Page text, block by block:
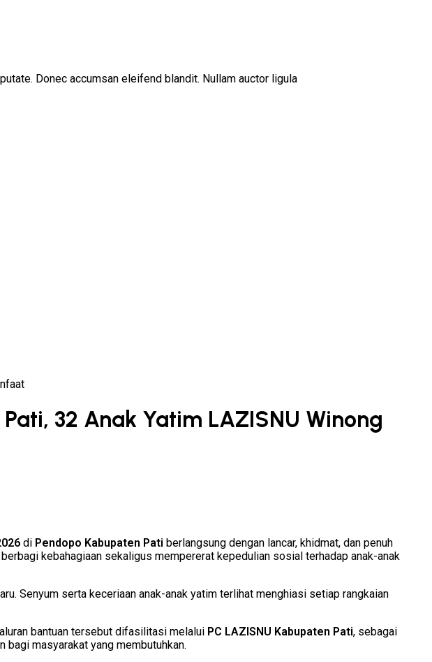
Donec accumsan eleifend blandit. Nullam auctor ligula
32 Anak Yatim LAZISNU Winong
di Pendopo Kabupaten Pati berlangsung dengan lancar, khidmat, dan penuh
kebahagiaan sekaligus mempererat kepedulian sosial terhadap anak-anak
Senyum serta keceriaan anak-anak yatim terlihat menghiasi setiap rangkaian
bantuan tersebut difasilitasi melalui PC LAZISNU Kabupaten Pati, sebagai
bagi masyarakat yang membutuhkan.